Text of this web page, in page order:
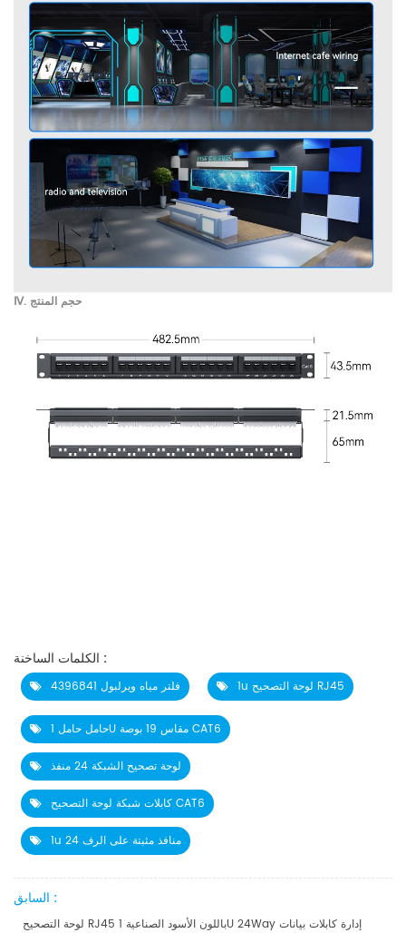
Ⅳ. حجم المنتج
الكلمات الساخنة :
فلتر مياه ويرلبول 4396841 1u لوحة التصحيح RJ45
حامل حامل 1U مقاس 19 بوصة CAT6
لوحة تصحيح الشبكة 24 منفذ
كابلات شبكة لوحة التصحيح CAT6
1u 24 منافذ مثبتة على الرف
السابق :
لوحة التصحيح RJ45 باللون الأسود الصناعية 1U 24Way إدارة كابلات بيانات